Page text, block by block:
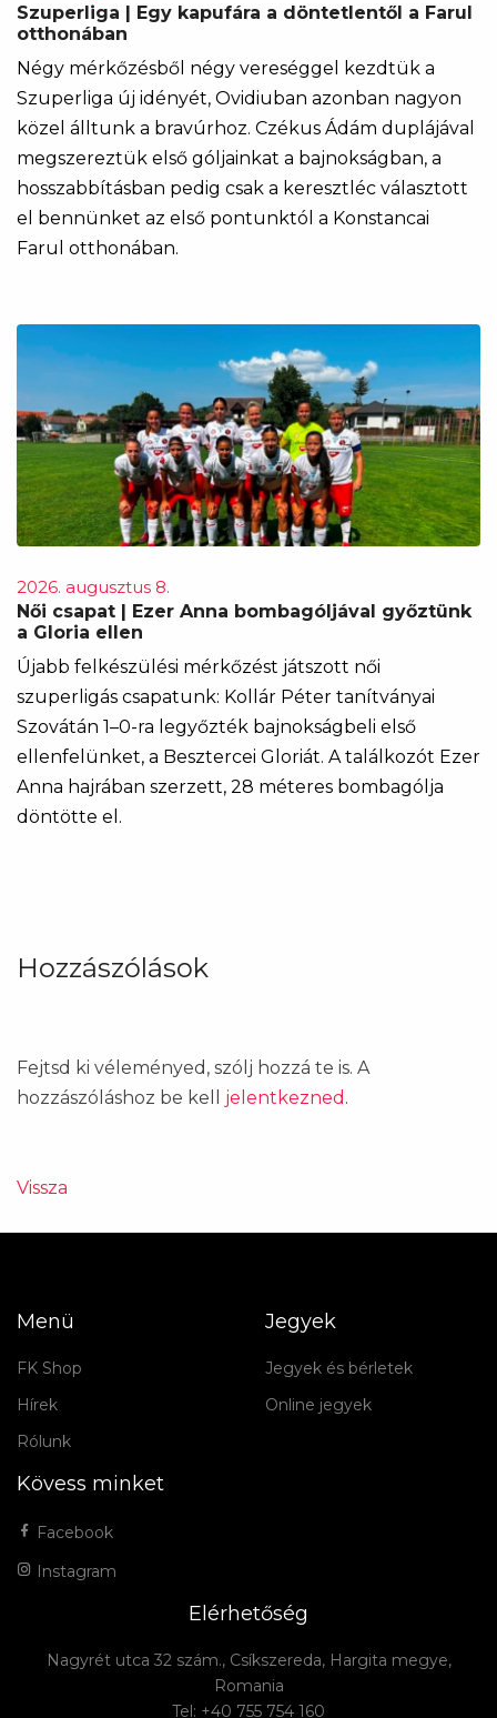
Szuperliga | Egy kapufára a döntetlentől a Farul
otthonában
Négy mérkőzésből négy vereséggel kezdtük a
Szuperliga új idényét, Ovidiuban azonban nagyon
közel álltunk a bravúrhoz. Czékus Ádám duplájával
megszereztük első góljainkat a bajnokságban, a
hosszabbításban pedig csak a keresztléc választott
el bennünket az első pontunktól a Konstancai
Farul otthonában.
2026. augusztus 8.
Női csapat | Ezer Anna bombagóljával győztünk
a Gloria ellen
Újabb felkészülési mérkőzést játszott női
szuperligás csapatunk: Kollár Péter tanítványai
Szovátán 1–0-ra legyőzték bajnokságbeli első
ellenfelünket, a Besztercei Gloriát. A találkozót Ezer
Anna hajrában szerzett, 28 méteres bombagólja
döntötte el.
Hozzászólások
Fejtsd ki véleményed, szólj hozzá te is. A
hozzászóláshoz be kell jelentkezned .
Vissza
Menü
FK Shop
Hírek
Rólunk
Jegyek
Jegyek és bérletek
Online jegyek
Kövess minket
Facebook
Instagram
Elérhetőség
Nagyrét utca 32 szám., Csíkszereda, Hargita megye,
Romania
Tel: +40 755 754 160